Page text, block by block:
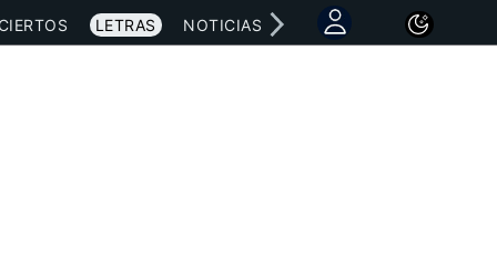
LETRAS NOTICIAS